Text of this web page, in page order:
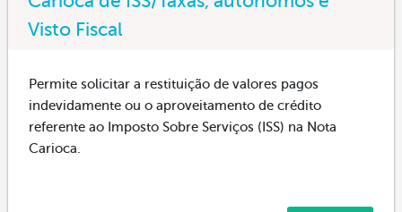
Visto Fiscal
Permite solicitar a restituição de valores pagos
indevidamente ou o aproveitamento de crédito
referente ao Imposto Sobre Serviços (ISS) na Nota
Carioca.